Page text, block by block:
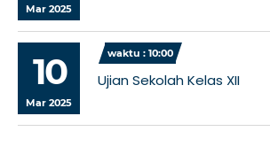
Mar 2025
10
Mar 2025
waktu : 10:00
Ujian Sekolah Kelas XII